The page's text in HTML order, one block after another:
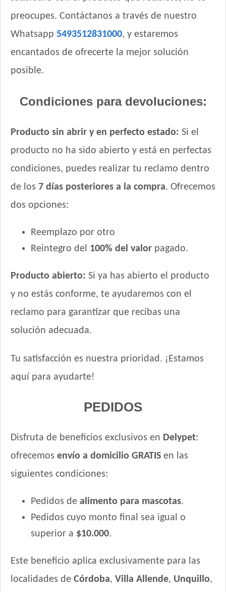
preocupes. Contáctanos a través de nuestro
Whatsapp 5493512831000, y estaremos
encantados de ofrecerte la mejor solución
posible.
Condiciones para devoluciones:
Producto sin abrir y en perfecto estado: Si el
producto no ha sido abierto y está en perfectas
condiciones, puedes realizar tu reclamo dentro
de los 7 días posteriores a la compra. Ofrecemos
dos opciones:
Reemplazo por otro
Reintegro del 100% del valor pagado.
Producto abierto: Si ya has abierto el producto
y no estás conforme, te ayudaremos con el
reclamo para garantizar que recibas una
solución adecuada.
Tu satisfacción es nuestra prioridad. ¡Estamos
aquí para ayudarte!
PEDIDOS
Disfruta de beneficios exclusivos en Delypet:
ofrecemos envío a domicilio GRATIS en las
siguientes condiciones:
Pedidos de alimento para mascotas.
Pedidos cuyo monto final sea igual o
superior a $10.000.
Este beneficio aplica exclusivamente para las
localidades de Córdoba, Villa Allende, Unquillo,